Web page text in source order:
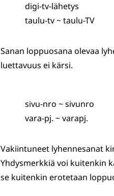
digi-tv-lähetys
taulu-tv ~ taulu-TV
Sanan loppuosana olevaa
luettavuus ei kärsi.
sivu-nro ~ sivunro
vara-pj. ~ varapj.
Vakiintuneet lyhennesanat
Yhdysmerkkiä voi kuitenkin
se kuitenkin erotetaan